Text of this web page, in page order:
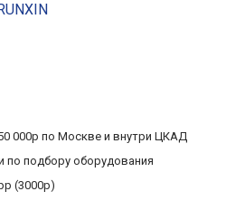
000р по Москве и внутри ЦКАД
по подбору оборудования
(3000р)